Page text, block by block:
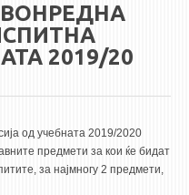
СПИСАНИЕ
2019/20
од учебната 2019/2020
предмети за кои ќе бидат
за најмногу 2 предмети,